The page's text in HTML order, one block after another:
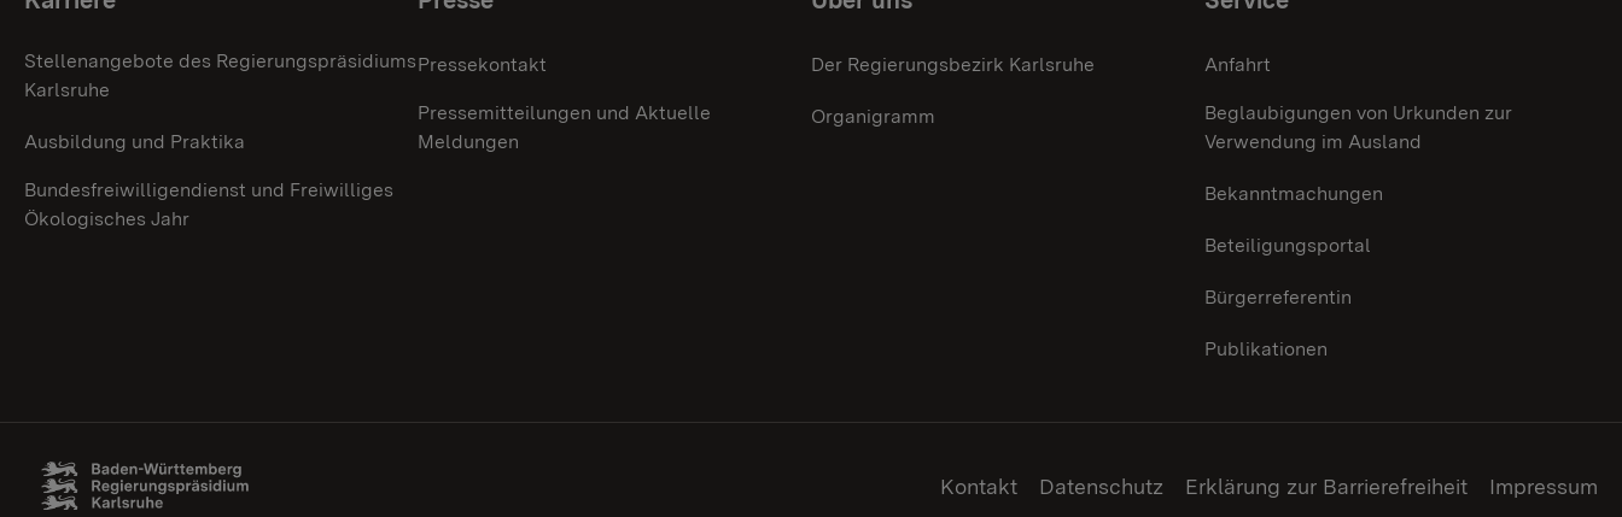
Themenübersicht
Stellenangebote des Regierungspräsidiums
Karlsruhe
Ausbildung und Praktika
Bundesfreiwilligendienst und Freiwilliges
Ökologisches Jahr
Pressekontakt
Pressemitteilungen und Aktuelle
Meldungen
Der Regierungsbezirk Karlsruhe
Organigramm
Anfahrt
Beglaubigungen von Urkunden zur
Verwendung im Ausland
Bekanntmachungen
Beteiligungsportal
Bürgerreferentin
Publikationen
Kontakt Datenschutz Erklärung zur Barrierefreiheit Impressum